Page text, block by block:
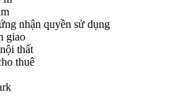
nhận quyền sử dụng
giao
thất
thuê